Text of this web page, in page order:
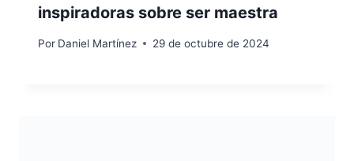
inspiradoras sobre ser maestra
Por Daniel Martínez 29 de octubre de 2024